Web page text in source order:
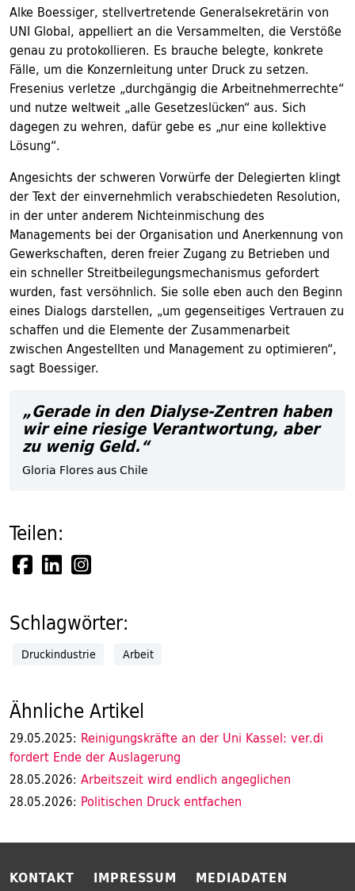
Alke Boessiger, stellvertretende Generalsekretärin von
UNI Global, appelliert an die Versammelten, die Verstöße
genau zu protokollieren. Es brauche belegte, konkrete
Fälle, um die Konzernleitung unter Druck zu setzen.
Fresenius verletze „durchgängig die Arbeitnehmerrechte“
und nutze weltweit „alle Gesetzeslücken“ aus. Sich
dagegen zu wehren, dafür gebe es „nur eine kollektive
Lösung“.
Angesichts der schweren Vorwürfe der Delegierten klingt
der Text der einvernehmlich verabschiedeten Resolution,
in der unter anderem Nichteinmischung des
Managements bei der Organisation und Anerkennung von
Gewerkschaften, deren freier Zugang zu Betrieben und
ein schneller Streitbeilegungsmechanismus gefordert
wurden, fast versöhnlich. Sie solle eben auch den Beginn
eines Dialogs darstellen, „um gegenseitiges Vertrauen zu
schaffen und die Elemente der Zusammenarbeit
zwischen Angestellten und Management zu optimieren“,
sagt Boessiger.
„Gerade in den Dialyse-Zentren haben
wir eine riesige Verantwortung, aber
zu wenig Geld.“
Gloria Flores aus Chile
Teilen:
Schlagwörter:
Druckindustrie Arbeit
Ähnliche Artikel
29.05.2025: Reinigungskräfte an der Uni Kassel: ver.di
fordert Ende der Auslagerung
28.05.2026: Arbeitszeit wird endlich angeglichen
28.05.2026: Politischen Druck entfachen
KONTAKT IMPRESSUM MEDIADATEN